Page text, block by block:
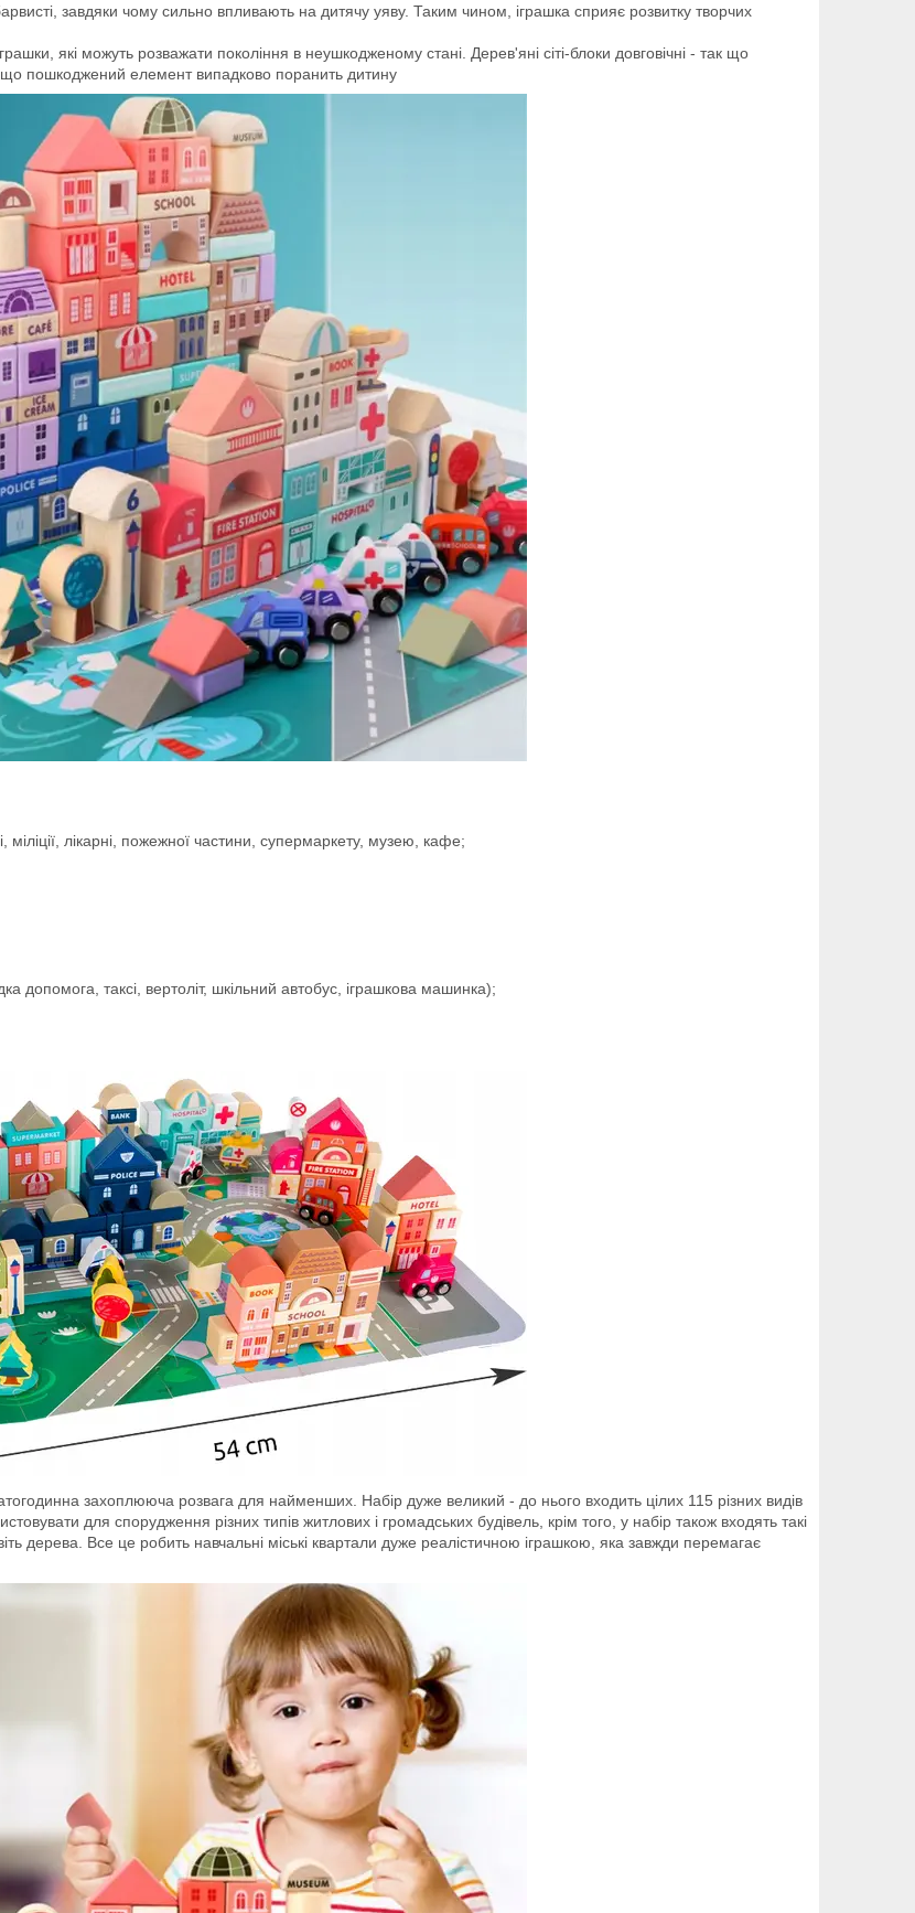
завдяки чому сильно впливають на дитячу уяву. Таким чином, іграшка сприяє розвитку творчих
які можуть розважати покоління в неушкодженому стані. Дерев'яні сіті-блоки довговічні - так що
пошкоджений елемент випадково поранить дитину
лікарні, пожежної частини, супермаркету, музею, кафе;
допомога, таксі, вертоліт, шкільний автобус, іграшкова машинка);
захоплююча розвага для найменших. Набір дуже великий - до нього входить цілих 115 різних видів
для спорудження різних типів житлових і громадських будівель, крім того, у набір також входять такі
дерева. Все це робить навчальні міські квартали дуже реалістичною іграшкою, яка завжди перемагає